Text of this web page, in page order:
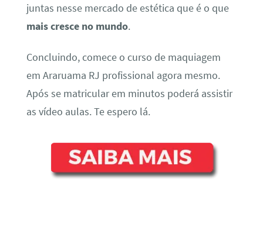
juntas nesse mercado de estética que é o que
mais cresce no mundo.
Concluindo, comece o curso de maquiagem
em Araruama RJ profissional agora mesmo.
Após se matricular em minutos poderá assistir
as vídeo aulas. Te espero lá.